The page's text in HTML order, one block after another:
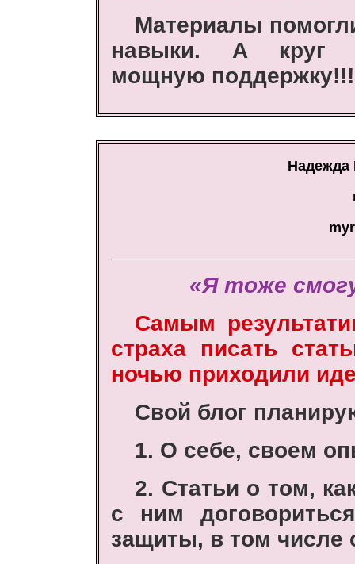
Материалы
навыки. А круг
мощную поддержку!!!
Надежда
«Я тоже
Самым
страха писать
ночью приходили
Свой блог
1. О себе, своем
2. Статьи о том,
с ним
защиты, в том